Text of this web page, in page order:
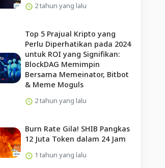
2 tahun yang lalu
Top 5 Prajual Kripto yang
Perlu Diperhatikan pada 2024
untuk ROI yang Signifikan:
BlockDAG Memimpin
Bersama Memeinator, Bitbot
& Meme Moguls
2 tahun yang lalu
Burn Rate Gila! SHIB Pangkas
12 Juta Token dalam 24 Jam
1 tahun yang lalu